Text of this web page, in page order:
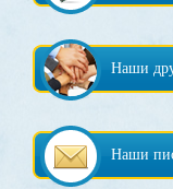
Наши
Наши